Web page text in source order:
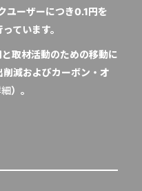
ユーザーにつき0.1円を
ています。
取材活動のための移動に
減およびカーボン・オ
）。